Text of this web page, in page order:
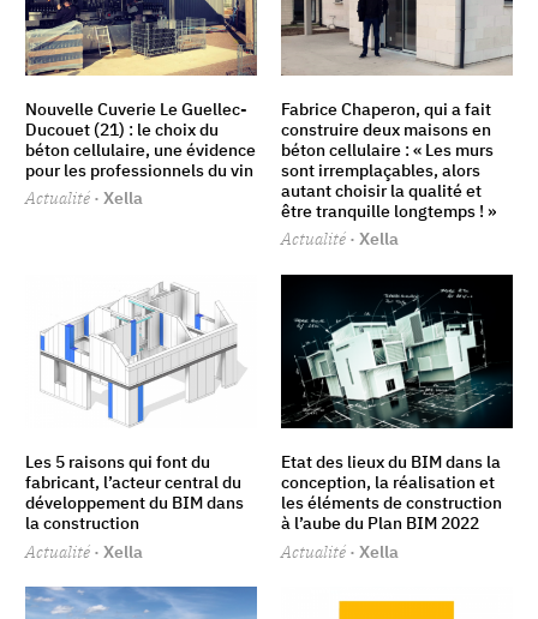
Nouvelle Cuverie Le Guellec-
Ducouet (21) : le choix du
béton cellulaire, une évidence
pour les professionnels du vin
Actualité · Xella
Fabrice Chaperon, qui a fait
construire deux maisons en
béton cellulaire : « Les murs
sont irremplaçables, alors
autant choisir la qualité et
être tranquille longtemps ! »
Actualité · Xella
Les 5 raisons qui font du
fabricant, l’acteur central du
développement du BIM dans
la construction
Actualité · Xella
Etat des lieux du BIM dans la
conception, la réalisation et
les éléments de construction
à l’aube du Plan BIM 2022
Actualité · Xella